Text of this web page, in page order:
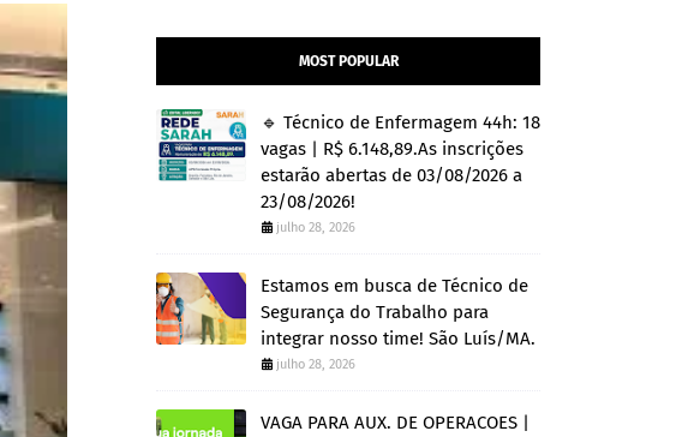
MOST POPULAR
🔹 Técnico de Enfermagem 44h: 18
vagas | R$ 6.148,89.As inscrições
estarão abertas de 03/08/2026 a
23/08/2026!
julho 28, 2026
Estamos em busca de Técnico de
Segurança do Trabalho para
integrar nosso time! São Luís/MA.
julho 28, 2026
VAGA PARA AUX. DE OPERACOES |